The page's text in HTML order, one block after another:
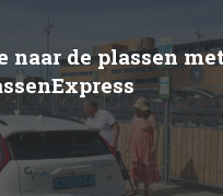
naar de plassen